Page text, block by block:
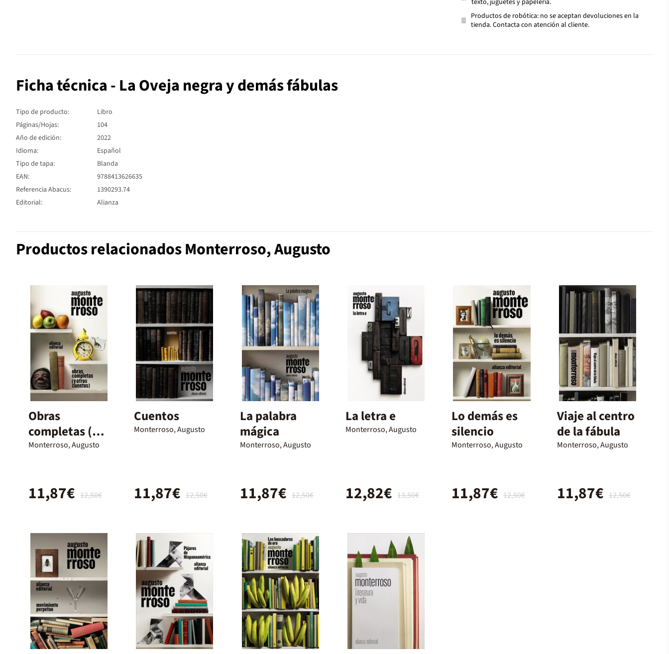
texto, juguetes y papelería.
Productos de robótica: no se aceptan devoluciones en la
tienda. Contacta con atención al cliente.
Ficha técnica - La Oveja negra y demás fábulas
Tipo de producto:
Libro
Páginas/Hojas:
104
Año de edición:
2022
Idioma:
Español
Tipo de tapa:
Blanda
EAN:
9788413626635
Referencia Abacus:
1390293.74
Editorial:
Alianza
Productos relacionados Monterroso, Augusto
Obras
completas (y
otros cuentos)
Monterroso, Augusto
12,50€
11,87€
Cuentos
Monterroso, Augusto
12,50€
11,87€
La palabra
mágica
Monterroso, Augusto
12,50€
11,87€
La letra e
Monterroso, Augusto
13,50€
12,82€
Lo demás es
silencio
Monterroso, Augusto
12,50€
11,87€
Viaje al centro
de la fábula
Monterroso, Augusto
12,50€
11,87€